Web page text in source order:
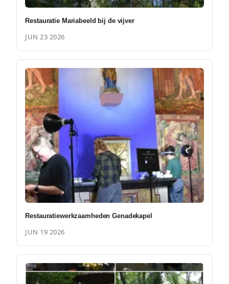
Restauratie Mariabeeld bij de vijver
JUN 23 2026
Restauratiewerkzaamheden Genadekapel
JUN 19 2026